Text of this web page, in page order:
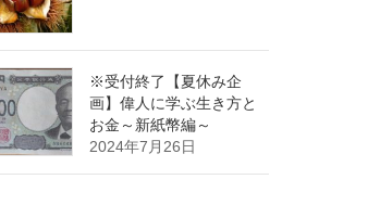
※受付終了【夏休み企
画】偉人に学ぶ生き方と
お金～新紙幣編～
2024年7月26日